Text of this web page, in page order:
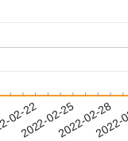
02-22
2022-02-252022-02-28